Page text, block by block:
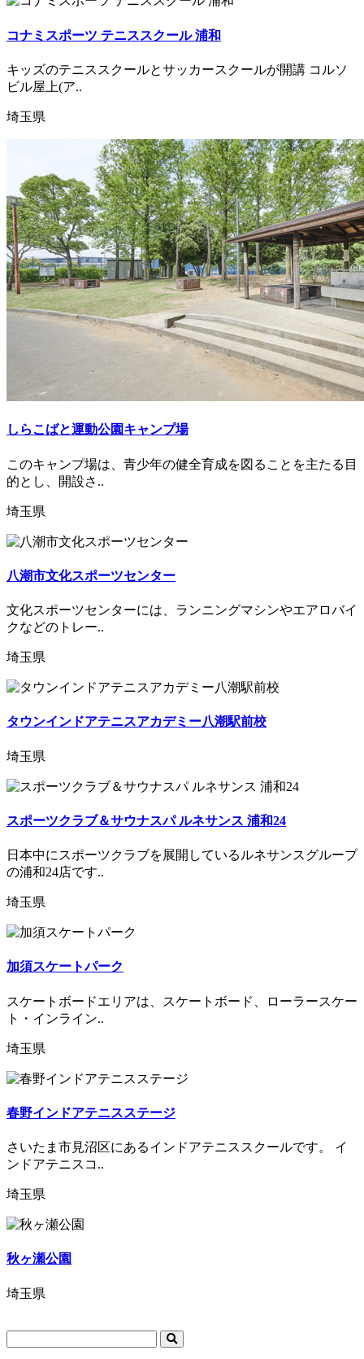
コナミスポーツ テニススクール 浦和
キッズのテニススクールとサッカースクールが開講 コルソ
ビル屋上(ア..
埼玉県
しらこばと運動公園キャンプ場
このキャンプ場は、青少年の健全育成を図ることを主たる目
的とし、開設さ..
埼玉県
八潮市文化スポーツセンター
文化スポーツセンターには、ランニングマシンやエアロバイ
クなどのトレー..
埼玉県
タウンインドアテニスアカデミー八潮駅前校
埼玉県
スポーツクラブ＆サウナスパ ルネサンス 浦和24
日本中にスポーツクラブを展開しているルネサンスグループ
の浦和24店です..
埼玉県
加須スケートパーク
スケートボードエリアは、スケートボード、ローラースケー
ト・インライン..
埼玉県
春野インドアテニスステージ
さいたま市見沼区にあるインドアテニススクールです。 イ
ンドアテニスコ..
埼玉県
秋ヶ瀬公園
埼玉県